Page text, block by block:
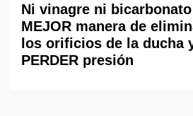
Ni vinagre ni
MEJOR manera de
los orificios de la ducha
PERDER presión